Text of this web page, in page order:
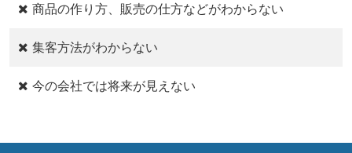
商品の作り方、販売の仕方などがわからない
集客方法がわからない
今の会社では将来が見えない